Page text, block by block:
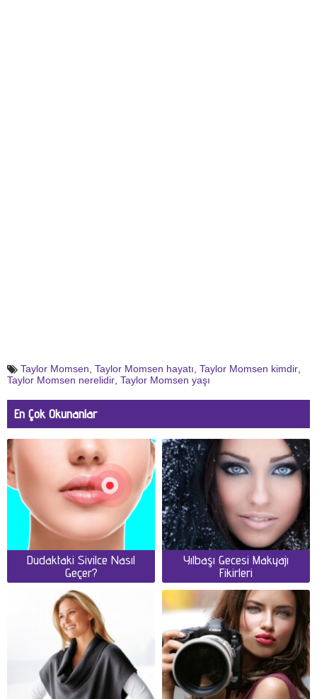
Taylor Momsen, Taylor Momsen hayatı, Taylor Momsen kimdir,
Taylor Momsen nerelidir, Taylor Momsen yaşı
En Çok Okunanlar
Dudaktaki Sivilce Nasıl
Geçer?
Yılbaşı Gecesi Makyajı
Fikirleri